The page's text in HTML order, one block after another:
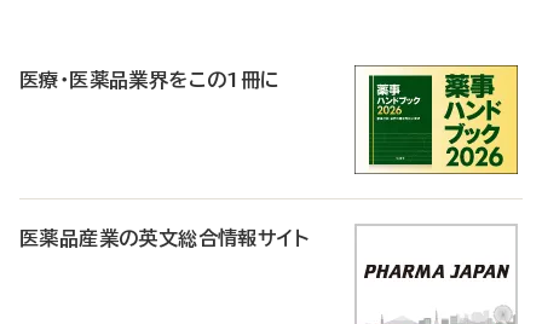
医療・医薬品業界をこの1冊に
医薬品産業の英文総合情報サイト